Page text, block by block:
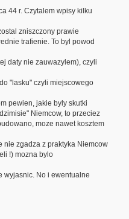
44 r. Czytalem wpisy kilku
zniszczony prawie
trafienie. To byl powod
daty nie zauwazylem), czyli
"lasku" czyli miejscowego
pewien, jakie byly skutki
Niemcow, to przeciez
moze nawet kosztem
nie zgadza z praktyka Niemcow
!) mozna bylo
wyjasnic. No i ewentualne